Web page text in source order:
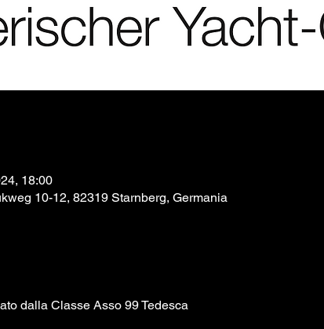
18:00
10-12, 82319 Starnberg, Germania
dalla Classe Asso 99 Tedesca